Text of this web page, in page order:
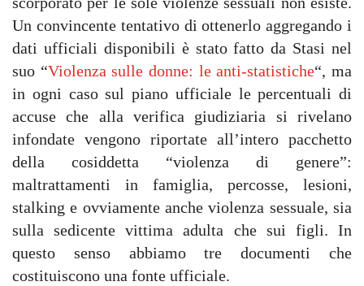
Un convincente tentativo di ottenerlo aggregando i
dati ufficiali disponibili è stato fatto da Stasi nel
suo “Violenza sulle donne: le anti-statistiche“, ma
in ogni caso sul piano ufficiale le percentuali di
accuse che alla verifica giudiziaria si rivelano
infondate vengono riportate all’intero pacchetto
della cosiddetta “violenza di genere”:
maltrattamenti in famiglia, percosse, lesioni,
stalking e ovviamente anche violenza sessuale, sia
sulla sedicente vittima adulta che sui figli. In
questo senso abbiamo tre documenti che
costituiscono una fonte ufficiale.